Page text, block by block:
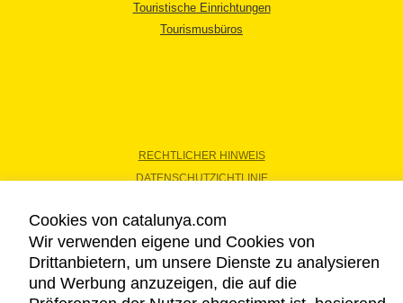
Touristische Einrichtungen
Tourismusbüros
RECHTLICHER HINWEIS
DATENSCHUTZICHTLINIE
BARRIEREFREIHEIT
Copyright © 2026. Katalonien Tourismus. Alle Rechte vorbehalten
Cookies von catalunya.com
Wir verwenden eigene und Cookies von
Drittanbietern, um unsere Dienste zu analysieren
und Werbung anzuzeigen, die auf die